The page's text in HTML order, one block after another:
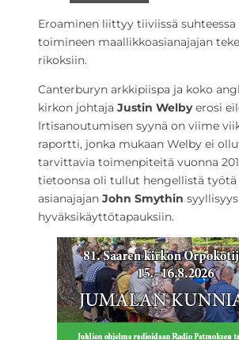
Eroaminen liittyy tiiviissä suhteessa
toimineen maallikkoasianajajan
rikoksiin.
Canterburyn arkkipiispa ja koko
kirkon johtaja Justin Welbyerosi
Irtisanoutumisen syynä on viime
raportti, jonka mukaan Welby ei
tarvittavia toimenpiteitä vuonna
tietoonsa oli tullut hengellistä työtä
asianajajan John Smythin syyllisyys
hyväksikäyttötapauksiin.